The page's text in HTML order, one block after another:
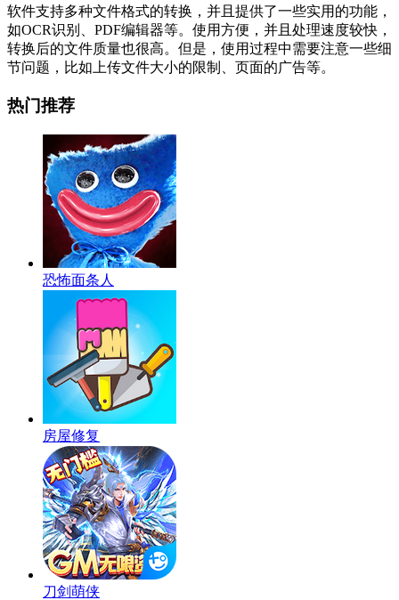
软件支持多种文件格式的转换，并且提供了一些实用的功能，
如OCR识别、PDF编辑器等。使用方便，并且处理速度较快，
转换后的文件质量也很高。但是，使用过程中需要注意一些细
节问题，比如上传文件大小的限制、页面的广告等。
热门推荐
恐怖面条人
房屋修复
刀剑萌侠